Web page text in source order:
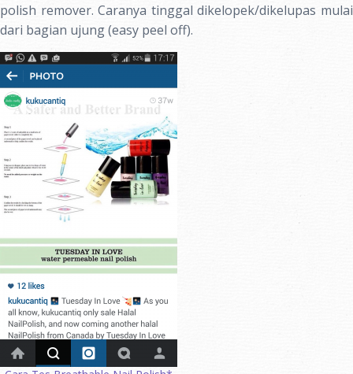
polish remover. Caranya tinggal dikelopek/dikelupas mulai
dari bagian ujung (easy peel off).